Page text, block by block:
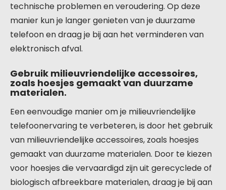
technische problemen en veroudering. Op deze
manier kun je langer genieten van je duurzame
telefoon en draag je bij aan het verminderen van
elektronisch afval.
Gebruik milieuvriendelijke accessoires,
zoals hoesjes gemaakt van duurzame
materialen.
Een eenvoudige manier om je milieuvriendelijke
telefoonervaring te verbeteren, is door het gebruik
van milieuvriendelijke accessoires, zoals hoesjes
gemaakt van duurzame materialen. Door te kiezen
voor hoesjes die vervaardigd zijn uit gerecyclede of
biologisch afbreekbare materialen, draag je bij aan